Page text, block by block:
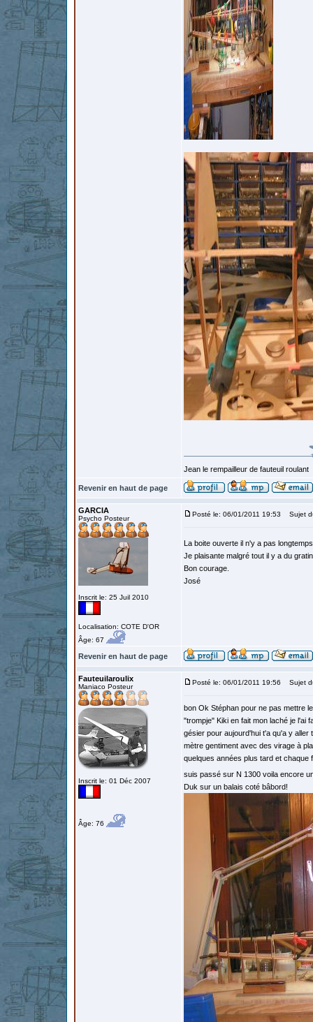
Jean le rempailleur de fauteuil roulant
Revenir en haut de page
GARCIA
Psycho Posteur
Inscrit le: 25 Juil 2010
Localisation: COTE D'OR
Âge: 67
Posté le: 06/01/2011 19:53 Sujet
La boite ouverte il n'y a pas
Je plaisante malgré tout il y a du
Bon courage.
José
Revenir en haut de page
Fauteuilaroulix
Maniaco Posteur
Inscrit le: 01 Déc 2007
Âge: 76
Posté le: 06/01/2011 19:56 Sujet
bon Ok Stéphan pour ne pas mettre
"trompje" Kiki en fait mon laché je l'ai
gésier pour aujourd'hui t'a qu'a y
mètre gentiment avec des virage à
quelques années plus tard et chaque
suis passé sur N 1300 voila encore
Duk sur un balais coté bâbord!